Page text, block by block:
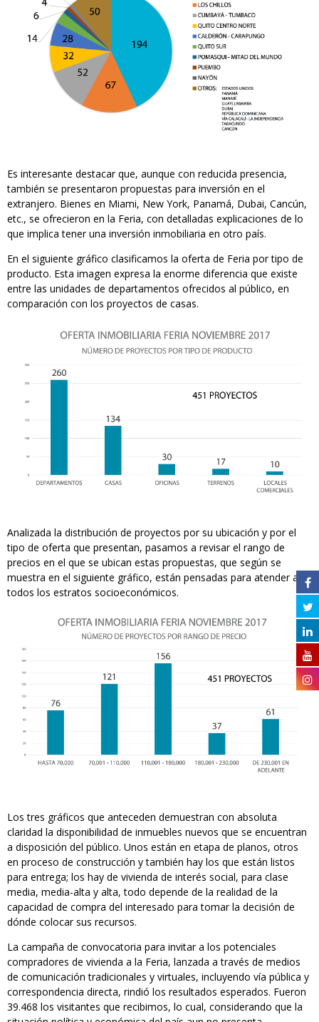
Es interesante destacar que, aunque con reducida presencia,
también se presentaron propuestas para inversión en el
extranjero. Bienes en Miami, New York, Panamá, Dubai, Cancún,
etc., se ofrecieron en la Feria, con detalladas explicaciones de lo
que implica tener una inversión inmobiliaria en otro país.
En el siguiente gráfico clasificamos la oferta de Feria por tipo de
producto. Esta imagen expresa la enorme diferencia que existe
entre las unidades de departamentos ofrecidos al público, en
comparación con los proyectos de casas.
Analizada la distribución de proyectos por su ubicación y por el
tipo de oferta que presentan, pasamos a revisar el rango de
precios en el que se ubican estas propuestas, que según se
muestra en el siguiente gráfico, están pensadas para atender a
todos los estratos socioeconómicos.
Los tres gráficos que anteceden demuestran con absoluta
claridad la disponibilidad de inmuebles nuevos que se encuentran
a disposición del público. Unos están en etapa de planos, otros
en proceso de construcción y también hay los que están listos
para entrega; los hay de vivienda de interés social, para clase
media, media-alta y alta, todo depende de la realidad de la
capacidad de compra del interesado para tomar la decisión de
dónde colocar sus recursos.
La campaña de convocatoria para invitar a los potenciales
compradores de vivienda a la Feria, lanzada a través de medios
de comunicación tradicionales y virtuales, incluyendo vía pública y
correspondencia directa, rindió los resultados esperados. Fueron
39.468 los visitantes que recibimos, lo cual, considerando que la